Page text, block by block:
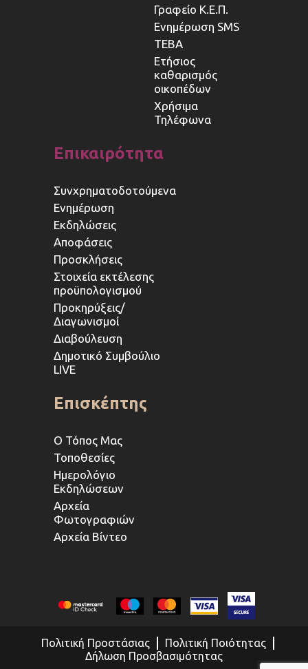
Γραφείο Κ.Ε.Π.
Ενημέρωση SMS
ΤΕΒΑ
Ετήσιος
καθαρισμός
οικοπέδων
Χρήσιμα
Τηλέφωνα
Επικαιρότητα
Συνχρηματοδοτούμενα
Ενημέρωση
Εκδηλώσεις
Αποφάσεις
Προσκλήσεις
Στοιχεία εκτέλεσης
προϋπολογισμού
Προκηρύξεις/
Διαγωνισμοί
Διαβούλευση
Δημοτικό Συμβούλιο
LIVE
Επισκέπτης
Ο Τόπος Μας
Τοποθεσίες
Ημερολόγιο
Εκδηλώσεων
Αρχεία
Φωτογραφιών
Αρχεία Βίντεο
Πολιτική Προστάσιας
Πολιτική Ποιότητας
Δήλωση Προσβασιμότητας